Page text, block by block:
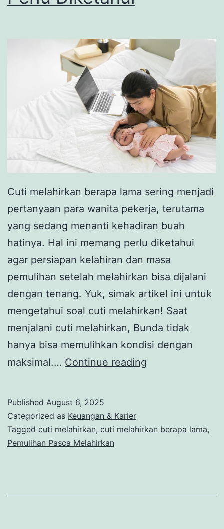
Cuti melahirkan berapa lama sering menjadi
pertanyaan para wanita pekerja, terutama
yang sedang menanti kehadiran buah
hatinya. Hal ini memang perlu diketahui
agar persiapan kelahiran dan masa
pemulihan setelah melahirkan bisa dijalani
dengan tenang. Yuk, simak artikel ini untuk
mengetahui soal cuti melahirkan! Saat
menjalani cuti melahirkan, Bunda tidak
hanya bisa memulihkan kondisi dengan
maksimal.… Continue reading
Ini
Diketahui
Published August 6, 2025
Categorized as Keuangan & Karier
Tagged cuti melahirkan, cuti melahirkan berapa lama,
Pemulihan Pasca Melahirkan